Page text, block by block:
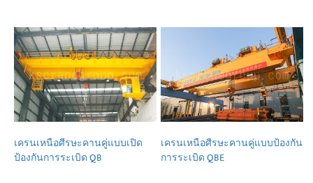
เครนเหนือศีรษะคานคู่แบบเปิด
ป้องกันการระเบิด QB
เครนเหนือศีรษะคานคู่แบบป้องกัน
การระเบิด QBE